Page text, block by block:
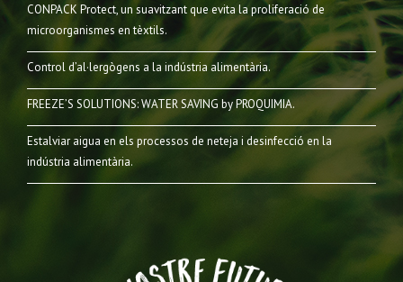
CONPACK Protect, un suavitzant que evita la proliferació de
microorganismes en tèxtils.
Control d’al·lergògens a la indústria alimentària.
FREEZE’S SOLUTIONS: WATER SAVING by PROQUIMIA.
Estalviar aigua en els processos de neteja i desinfecció en la
indústria alimentària.